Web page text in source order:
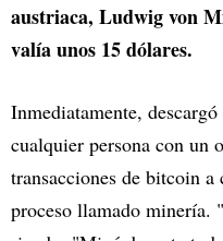
austriaca, Ludwig von
valía unos 15 dólares.
Inmediatamente,
cualquier persona con un
transacciones de bitcoin
proceso llamado